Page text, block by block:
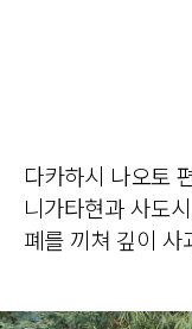
다카하시 나오토
니가타현과 사도
폐를 끼쳐 깊이 사